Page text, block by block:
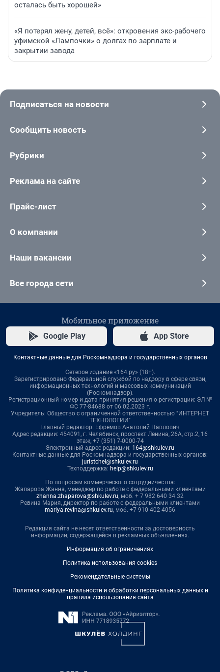
осталась быть хорошей»
«Я потерял жену, детей, всё»: откровения экс-рабочего
уфимской «Лампочки» о долгах по зарплате и
закрытии завода
Подписаться на новости
Сообщить новость
Рубрики
Реклама на сайте
Прайс-лист
О компании
Наши вакансии
Все города сети
Мобильное приложение
Google Play App Store
Контактные данные для Роскомнадзора и государственных органов
Сетевое издание «164.ру» (18+).
Зарегистрировано Федеральной службой по надзору в сфере связи,
информационных технологий и массовых коммуникаций
(Роскомнадзор).
Регистрационный номер и дата принятия решения о регистрации: ЭЛ №
ФС 77-84688 от 06.02.2023 г.
Учредитель: Общество с ограниченной ответственностью "ИНТЕРНЕТ
ТЕХНОЛОГИИ"
Главный редактор: Ефремов Анатолий Павлович
Адрес редакции: 454091, г. Челябинск, проспект Ленина, 26А, стр.2, 16
этаж, +7 (351) 7-0000-74
Электронный адрес редакции: 164@shkulev.ru
Контактные данные для Роскомнадзора и государственных органов:
juristchel@shkulev.ru
Техподдержка: help@shkulev.ru
По вопросам коммерческого сотрудничества:
Жапарова Жанна, менеджер по работе с федеральными клиентами
zhanna.zhaparova@shkulev.ru, моб. + 7 982 640 34 32
Ревина Мария, директор по работе с федеральными клиентами
mariya.revina@shkulev.ru, моб. +7 910 402 4056
Редакция сайта не несет ответственности за достоверность
информации, содержащейся в рекламных объявлениях.
Информация об ограничениях
Политика использования cookies
Рекомендательные системы
Политика конфиденциальности и обработки персональных данных и
правила использования сайта